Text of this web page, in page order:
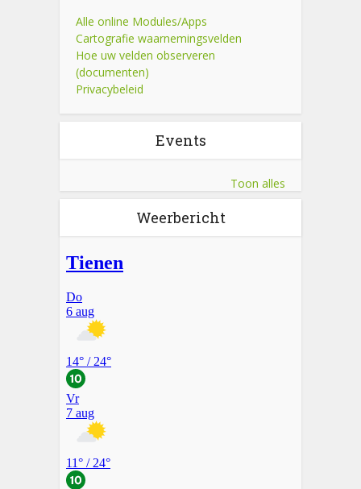
Alle online Modules/Apps
Cartografie waarnemingsvelden
Hoe uw velden observeren
(documenten)
Privacybeleid
Events
Toon alles
Weerbericht